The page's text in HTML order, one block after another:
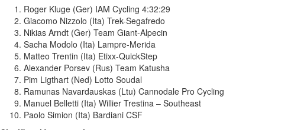
Roger Kluge (Ger) IAM Cycling 4:32:29
Giacomo Nizzolo (Ita) Trek-Segafredo
Nikias Arndt (Ger) Team Giant-Alpecin
Sacha Modolo (Ita) Lampre-Merida
Matteo Trentin (Ita) Etixx-QuickStep
Alexander Porsev (Rus) Team Katusha
Pim Ligthart (Ned) Lotto Soudal
Ramunas Navardauskas (Ltu) Cannodale Pro Cycling
Manuel Belletti (Ita) Willier Trestina – Southeast
Paolo Simion (Ita) Bardiani CSF